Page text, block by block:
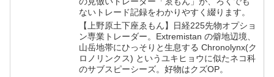
ないトレード記録をわかりやすく綴ります。
【上野原土下座ゑもん】日経225先物オプショ
ン専業トレーダー。Extremistan の僻地辺境、
山岳地帯にひっそりと生息する Chronolynx(ク
ロノリンクス) というユキヒョウに似たネコ科
のサブスピーシーズ。好物はクズOP。